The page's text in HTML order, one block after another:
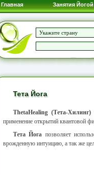
Главная Занятия Йогой
Тета Йога
ТhetaHealing(Тета-Хилинг)
применение открытий квантовой
Тета Йога позволяет
врожденную интуицию, а так же